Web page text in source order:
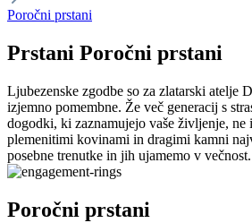
Poročni prstani
Prstani Poročni prstani
Ljubezenske zgodbe so za zlatarski atelje
izjemno pomembne. Že več generacij s
dogodki, ki zaznamujejo vaše življenje, ne
plemenitimi kovinami in dragimi kamni
posebne trenutke in jih ujamemo v večnost.
Poročni prstani